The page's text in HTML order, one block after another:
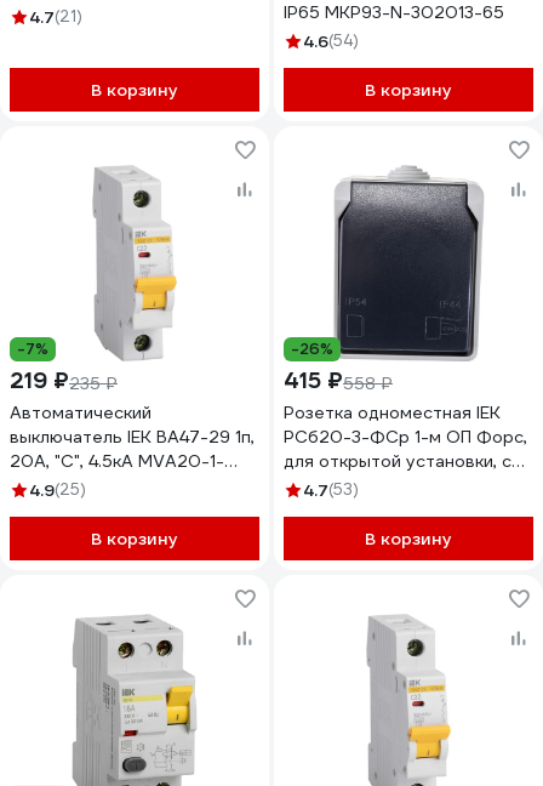
4.7(21)
В корзину
IP65 MKP93-N-302013-65
4.6(54)
В корзину
-7%
219 ₽235 ₽
Автоматический
выключатель IEK ВА47-29 1п,
20А, "С", 4.5кА MVA20-1-
020-C
4.9(25)
В корзину
-26%
415 ₽558 ₽
Розетка одноместная IEK
РСб20-3-ФСр 1-м ОП Форс,
для открытой установки, с
заземлением, с крышкой,
4.7(53)
В корзину